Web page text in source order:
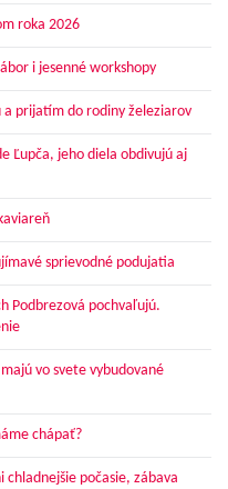
roka 2026
i jesenné workshopy
prijatím do rodiny železiarov
Ľupča, jeho diela obdivujú aj
sprievodné podujatia
Podbrezová pochvaľujú.
vo svete vybudované
chápať?
počasie, zábava